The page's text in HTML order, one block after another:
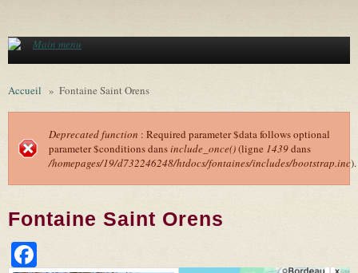
Main menu
Accueil » Fontaine Saint Orens
Message d'erreur
Deprecated function : Required parameter $data follows optional
parameter $conditions dansinclude_once()(ligne 1439dans
/homepages/19/d732246248/htdocs/fontaines/includes/bootstrap.inc).
Fontaine Saint Orens